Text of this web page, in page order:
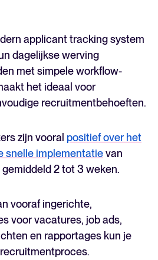
applicant tracking system
dagelijkse werving
met simpele workflow-
het ideaal voor
recruitmentbehoeften.
zijn vooral positief over het
snelle implementatievan
2 tot 3 weken.
vooraf ingerichte,
voor vacatures, job ads,
en rapportages kun je